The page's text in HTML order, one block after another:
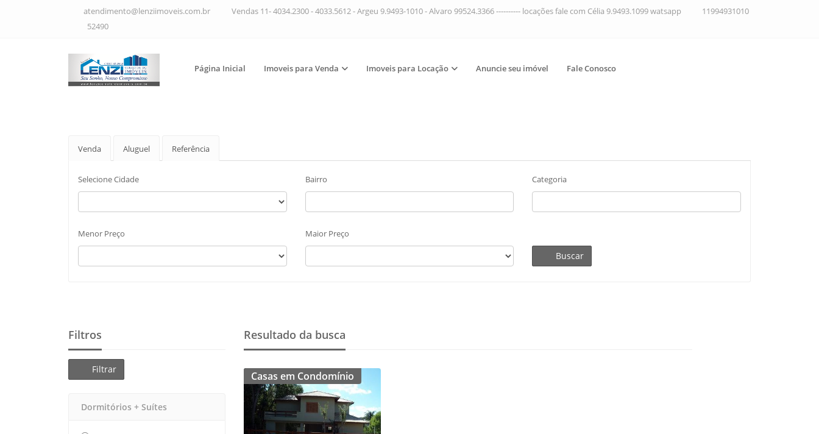
atendimento@lenziimoveis.com.br Vendas 11- 4034.2300 - 4033.5612 - Argeu 9.9493-1010 - Alvaro 99524.3366 ---------- locações fale com Célia 9.9493.1099 watsapp
11994931010
52490
Página Inicial Imoveis para Venda Imoveis para Locação Anuncie seu imóvel Fale Conosco
Venda Aluguel Referência
Selecione Cidade Bairro Categoria
Menor Preço Maior Preço
Buscar
Filtros
Filtrar
Dormitórios + Suítes
Resultado da busca
Casas em Condomínio